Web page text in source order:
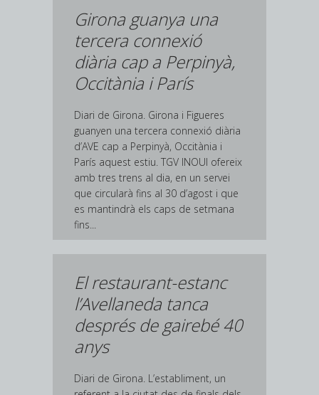
Girona guanya una
tercera connexió
diària cap a Perpinyà,
Occitània i París
Diari de Girona. Girona i Figueres
guanyen una tercera connexió diària
d’AVE cap a Perpinyà, Occitània i
París aquest estiu. TGV INOUI ofereix
amb tres trens al dia, en un servei
que circularà fins al 30 d’agost i que
es mantindrà els caps de setmana
fins...
El restaurant-estanc
l’Avellaneda tanca
després de gairebé 40
anys
Diari de Girona. L’establiment, un